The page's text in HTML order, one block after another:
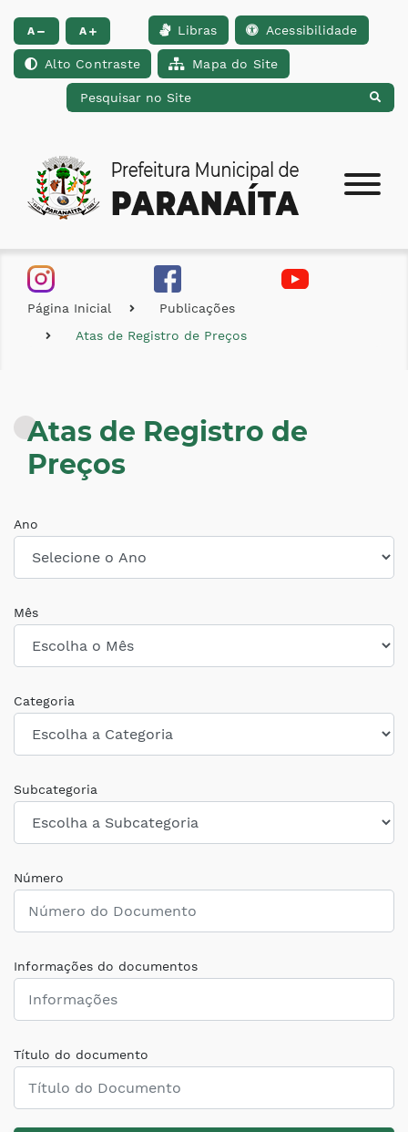
Ir para o conteúdo [alt+1] Ir para o menu [alt+2] Ir para a busca
A A Libras Acessibilidade
Alto Contraste Mapa do Site
Página Inicial
Publicações
Atas de Registro de Preços
Atas de Registro de
Preços
Ano
Mês
Categoria
Subcategoria
Número
Informações do documentos
Título do documento